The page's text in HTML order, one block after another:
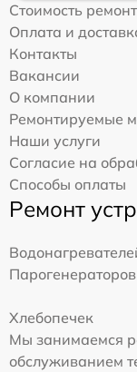
Стоимость
Оплата и
Контакты
Вакансии
О компании
Ремонтируемые
Наши услуги
Согласие на
Способы оплаты
Ремонт
Парогенераторов
Хлебопечек
Мы занимаемся
обслуживанием